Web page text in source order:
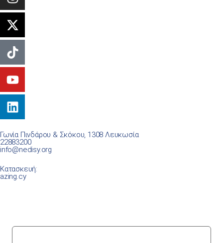
Γωνία Πινδάρου & Σκόκου, 1308 Λευκωσία
22883200
info@nedisy.org
Κατασκευή:
azing.cy